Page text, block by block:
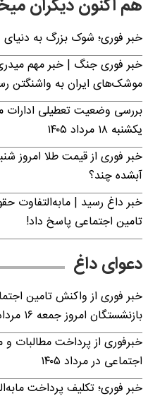
هم اکنون دیگران
خبر فوری؛‌ شوک بزرگ به
خبر فوری جنگ | خبر مهم
موشک‌های ایران به واشنگتن
بررسی وضعیت تعطیلی ادارات
یکشنبه ۱۸ مرداد ۱۴۰۵
آبشده چند؟
خبر داغ رسید | مابه‌التفاوت
تامین اجتماعی پاسخ داد!
دعوای داغ
خبر فوری از واکنش تامین
بازنشستگان امروز جمعه ۱۶ مرداد ۱۴۰۵
خبرفوری از پرداخت مطالبات
اجتماعی در مرداد ۱۴۰۵
خبر فوری؛ تکلیف پرداخت